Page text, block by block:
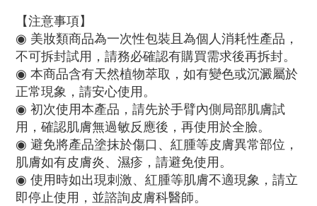
【注意事項】
◉ 美妝類商品為一次性包裝且為個人消耗性產品，
不可拆封試用，請務必確認有購買需求後再拆封。
◉ 本商品含有天然植物萃取，如有變色或沉澱屬於
正常現象，請安心使用。
◉ 初次使用本產品，請先於手臂內側局部肌膚試
用，確認肌膚無過敏反應後，再使用於全臉。
◉ 避免將產品塗抹於傷口、紅腫等皮膚異常部位，
肌膚如有皮膚炎、濕疹，請避免使用。
◉ 使用時如出現刺激、紅腫等肌膚不適現象，請立
即停止使用，並諮詢皮膚科醫師。